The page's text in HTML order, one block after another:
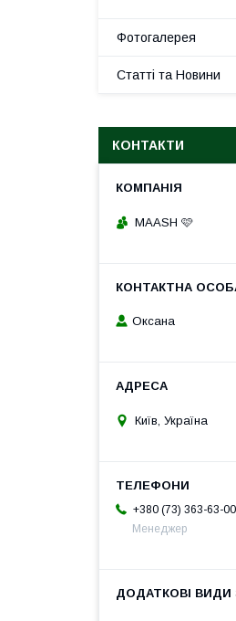
Фотогалерея
Статті та Новини
КОНТАКТИ
MAASH 🩷
Оксана
Київ, Україна
+380 (73) 363-63-00
Менеджер